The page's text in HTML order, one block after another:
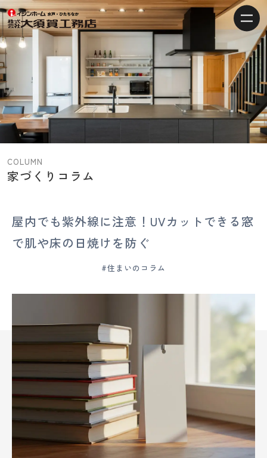
【水
戸・
ひ
た
ち
な
か
文
住
イ
シ
ン
た
ち
な
か
創
業
COLUMN
家づくりコラム
屋内でも紫外線に注意！UVカットできる窓
で肌や床の日焼けを防ぐ
#住まいのコラム